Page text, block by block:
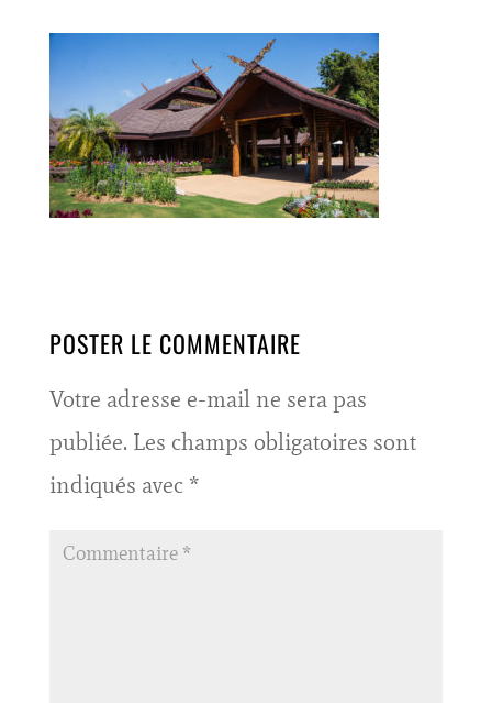
POSTER LE COMMENTAIRE
Votre adresse e-mail ne sera pas
publiée. Les champs obligatoires sont
indiqués avec *